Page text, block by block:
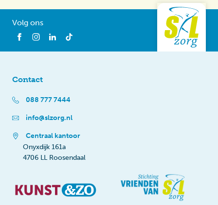
Volg ons
Contact
088 777 7444
info@slzorg.nl
Centraal kantoor
Onyxdijk 161a
4706 LL Roosendaal